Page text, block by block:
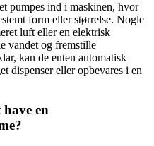
pumpes ind i maskinen, hvor
form eller størrelse. Nogle
luft eller en elektrisk
vandet og fremstille
kan de enten automatisk
dispenser eller opbevares i en
en